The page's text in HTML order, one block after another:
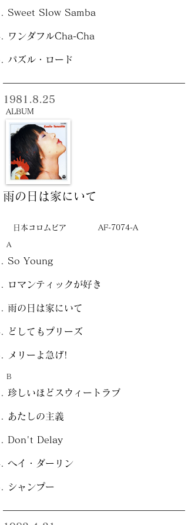
Sweet Slow Samba
ワンダフルCha-Cha
パズル・ロード
雨の日は家にいて
1981.8.25
ALBUM
日本コロムビア AF-7074-A
A
So Young
ロマンティックが好き
雨の日は家にいて
どしてもプリーズ
メリーよ急げ!
B
珍しいほどスウィートラブ
あたしの主義
Don't Delay
ヘイ・ダーリン
シャンプー